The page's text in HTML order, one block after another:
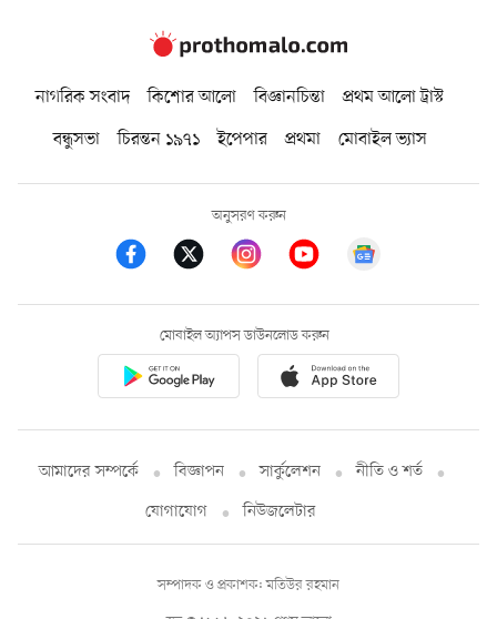
নাগরিক সংবাদ কিশোর আলো বিজ্ঞানচিন্তা
প্রথম আলো ট্রাস্ট
বন্ধুসভা
চিরন্তন ১৯৭১ ইপেপার প্রথমা মোবাইল ভ্যাস
অনুসরণ করুন
মোবাইল অ্যাপস ডাউনলোড করুন
আমাদের সম্পর্কে বিজ্ঞাপন সার্কুলেশন
নীতি ও শর্ত
যোগাযোগ
নিউজলেটার
সম্পাদক ও প্রকাশক: মতিউর রহমান